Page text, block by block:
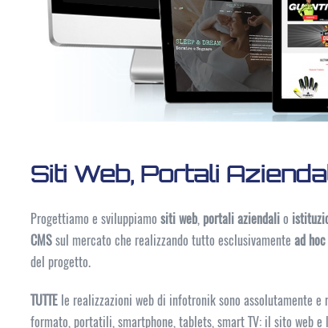
Siti Web, Portali
Progettiamo e sviluppiamo siti web, portali aziendalio
CMSsul mercato che realizzando tutto esclusivamente ad hoc
del progetto.
TUTTE le realizzazioni web di infotronik sono assolutamente e
formato, portatili, smartphone, tablets, smart TV: il sito web